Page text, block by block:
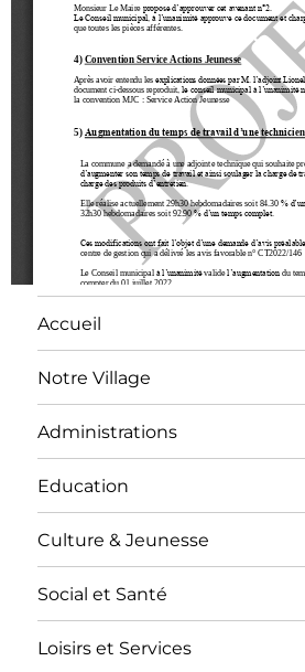
Accueil
Notre Village
Administrations
Education
Culture & Jeunesse
Social et Santé
Loisirs et Services